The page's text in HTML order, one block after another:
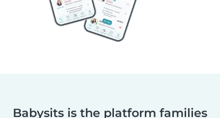
Babysits is the platform families